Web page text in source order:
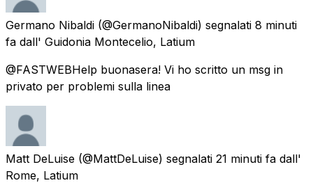
Germano Nibaldi (@GermanoNibaldi) segnalati 8 minuti
fa dall' Guidonia Montecelio, Latium
@FASTWEBHelp buonasera! Vi ho scritto un msg in
privato per problemi sulla linea
Matt DeLuise (@MattDeLuise) segnalati 21 minuti fa dall'
Rome, Latium